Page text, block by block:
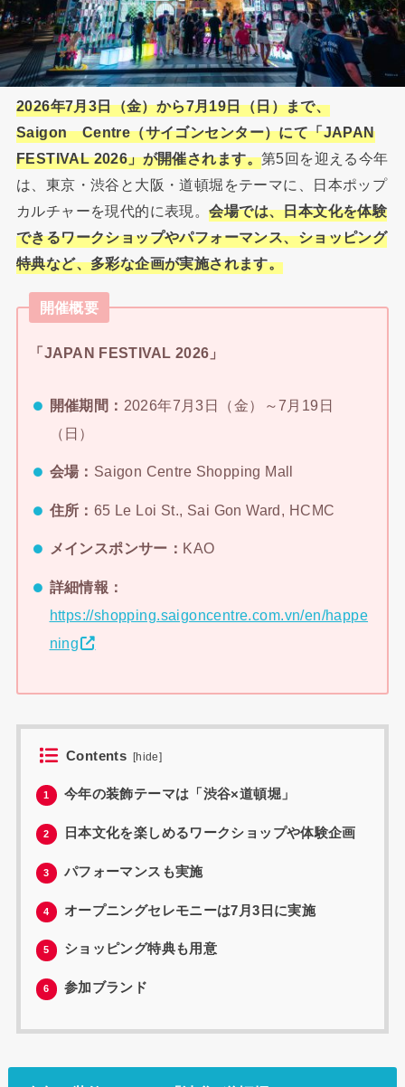
2026年7月3日（金）から7月19日（日）まで、
Saigon Centre（サイゴンセンター）にて「JAPAN
FESTIVAL 2026」が開催されます。第5回を迎える今年
は、東京・渋谷と大阪・道頓堀をテーマに、日本ポップ
カルチャーを現代的に表現。会場では、日本文化を体験
できるワークショップやパフォーマンス、ショッピング
特典など、多彩な企画が実施されます。
開催概要
「JAPAN FESTIVAL 2026」
開催期間： 2026年7月3日（金）～7月19日
（日）
会場： Saigon Centre Shopping Mall
住所： 65 Le Loi St., Sai Gon Ward, HCMC
メインスポンサー： KAO
詳細情報：
https://shopping.saigoncentre.com.vn/en/happe
ning
Contents [hide]
1 今年の装飾テーマは「渋谷×道頓堀」
2 日本文化を楽しめるワークショップや体験企画
3 パフォーマンスも実施
4 オープニングセレモニーは7月3日に実施
5 ショッピング特典も用意
6 参加ブランド